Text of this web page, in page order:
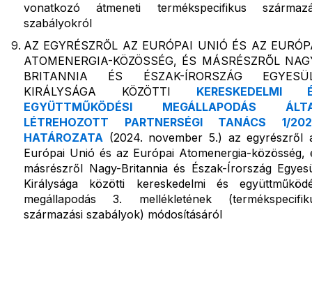
vonatkozó átmeneti termékspecifikus
szabályokról
AZ EGYRÉSZRŐL AZ EURÓPAI UNIÓ ÉS AZ
ATOMENERGIA-KÖZÖSSÉG, ÉS MÁSRÉSZRŐL
BRITANNIA ÉS ÉSZAK-ÍRORSZÁG
KIRÁLYSÁGA KÖZÖTTI KERESKEDELMI
EGYÜTTMŰKÖDÉSI MEGÁLLAPODÁS
LÉTREHOZOTT PARTNERSÉGI TANÁCS 1/
HATÁROZATA (2024. november 5.) az egyrészről
Európai Unió és az Európai Atomenergia-közösség,
másrészről Nagy-Britannia és Észak-Írország
Királysága közötti kereskedelmi és
megállapodás 3. mellékletének
származási szabályok) módosításáról